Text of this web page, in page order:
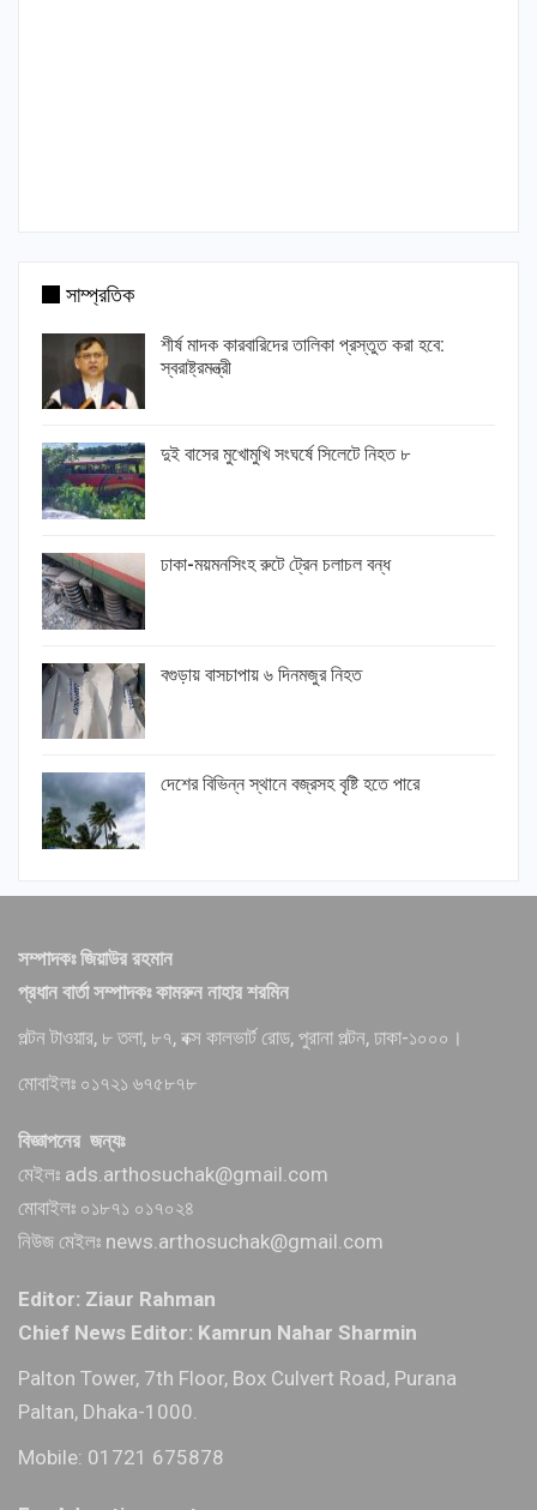
সাম্প্রতিক
শীর্ষ মাদক কারবারিদের তালিকা প্রস্তুত করা হবে:
স্বরাষ্ট্রমন্ত্রী
দুই বাসের মুখোমুখি সংঘর্ষে সিলেটে নিহত ৮
ঢাকা-ময়মনসিংহ রুটে ট্রেন চলাচল বন্ধ
বগুড়ায় বাসচাপায় ৬ দিনমজুর নিহত
দেশের বিভিন্ন স্থানে বজ্রসহ বৃষ্টি হতে পারে
সম্পাদকঃ জিয়াউর রহমান
প্রধান বার্তা সম্পাদকঃ কামরুন নাহার শরমিন
পল্টন টাওয়ার, ৮ তলা, ৮৭, বক্স কালভার্ট রোড, পুরানা পল্টন, ঢাকা-১০০০।
মোবাইলঃ ০১৭২১ ৬৭৫৮৭৮
বিজ্ঞাপনের জন্যঃ
মেইলঃ ads.arthosuchak@gmail.com
মোবাইলঃ ০১৮৭১ ০১৭০২৪
নিউজ মেইলঃ news.arthosuchak@gmail.com
Editor: Ziaur Rahman
Chief News Editor: Kamrun Nahar Sharmin
Palton Tower, 7th Floor, Box Culvert Road, Purana
Paltan, Dhaka-1000.
Mobile: 01721 675878